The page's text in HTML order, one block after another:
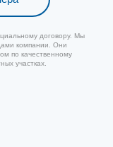
договору. Мы
компании. Они
по качественному
участках.